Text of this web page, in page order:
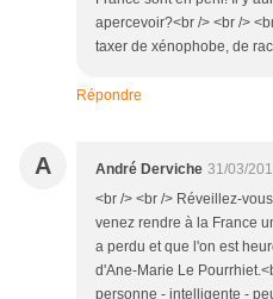
apercevoir?<br /> <br />
taxer de xénophobe, de
Répondre
A André Derviche 31/03/
<br /> <br /> Réveillez-
venez rendre à la France
a perdu et que l'on est
d'Ane-Marie Le
personne - intelligente -